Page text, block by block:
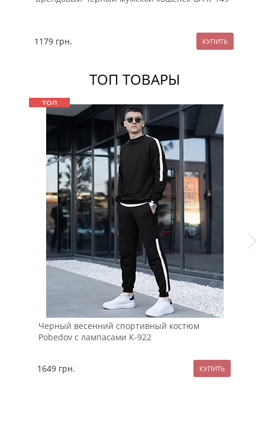
1179 грн.
ТОП ТОВАРЫ
Черный весенний спортивный костюм
Pobedov с лампасами К-922
1649 грн.